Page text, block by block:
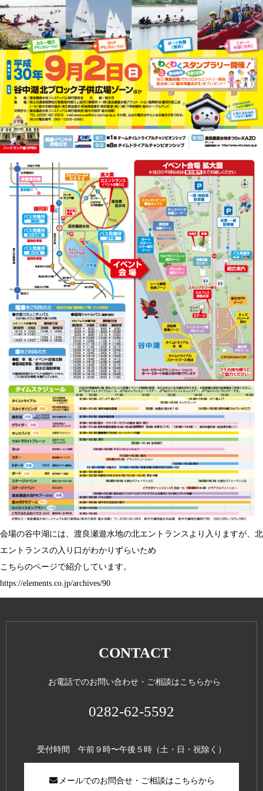
会場の谷中湖には、渡良瀬遊水地の北エントランスより入りますが、北
エントランスの入り口がわかりずらいため
こちらのページで紹介しています。
https://elements.co.jp/archives/90
CONTACT
お電話でのお問い合わせ・ご相談はこちらから
0282-62-5592
受付時間 午前９時〜午後５時（土・日・祝除く）
メールでのお問合せ・ご相談はこちらから